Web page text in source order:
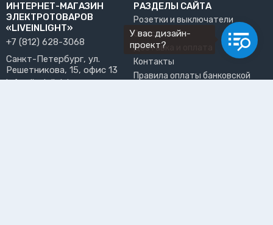
ИНТЕРНЕТ-МАГАЗИН
ЭЛЕКТРОТОВАРОВ
«LIVEINLIGHT»
+7 (812) 628-3068
Санкт-Петербург, ул.
Решетникова, 15, офис 13
info@liveinlight.ru
РАЗДЕЛЫ САЙТА
Розетки и выключатели
О нас
Доставка и оплата
Контакты
Правила оплаты банковской
У вас дизайн-
проект?